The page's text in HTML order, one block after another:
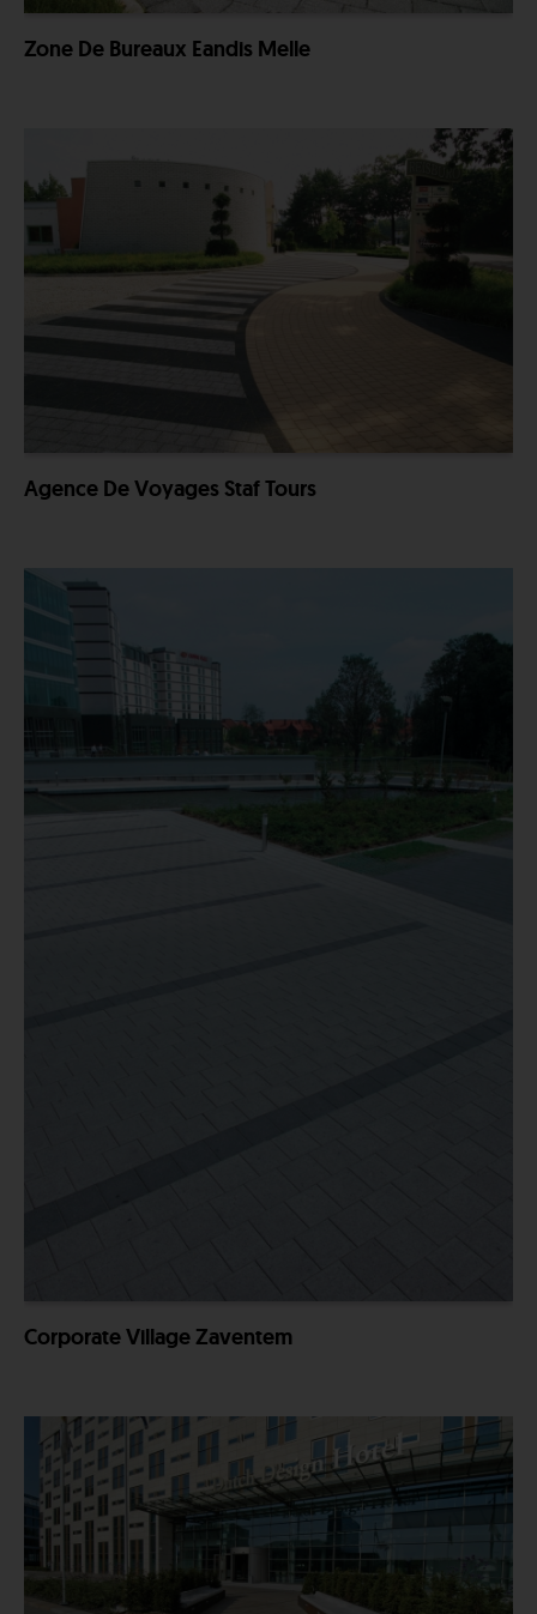
Zone De Bureaux Eandis Melle
Agence De Voyages Staf Tours
Corporate Village Zaventem